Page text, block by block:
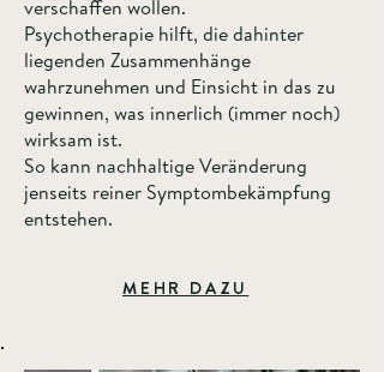
verschaffen wollen.
Psychotherapie hilft, die dahinter
liegenden Zusammenhänge
wahrzunehmen und Einsicht in das zu
gewinnen, was innerlich (immer noch)
wirksam ist.
So kann nachhaltige Veränderung
jenseits reiner Symptombekämpfung
entstehen.
MEHR DAZU